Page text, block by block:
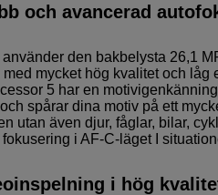
och avancerad
använder den bakbelysta 26,1
mycket hög kvalitet och låg
5 har en
spårar dina motiv på ett
utan även djur, fåglar, bilar,
i AF-C-läget I
i hög